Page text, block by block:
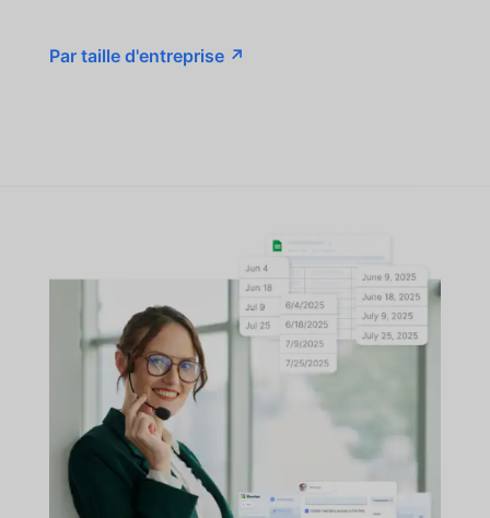
Par taille d'entreprise ↗